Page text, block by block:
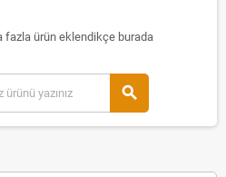
fazla ürün eklendikçe burada
search